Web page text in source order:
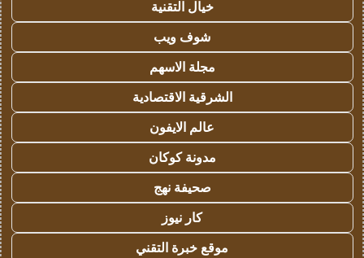
خيال التقنية
شوف ويب
مجلة الاسهم
الشرقية الاقتصادية
عالم الايفون
مدونة كوكان
صحيفة نهج
كار نيوز
موقع خبرة التقني